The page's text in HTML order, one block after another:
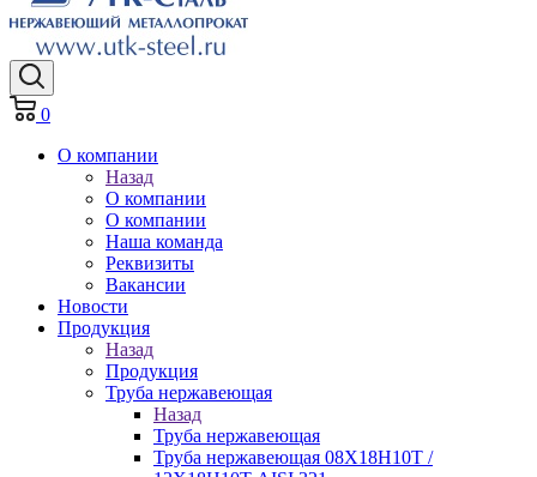
0
О компании
Назад
О компании
О компании
Наша команда
Реквизиты
Вакансии
Новости
Продукция
Назад
Продукция
Труба нержавеющая
Назад
Труба нержавеющая
Труба нержавеющая 08Х18Н10Т /